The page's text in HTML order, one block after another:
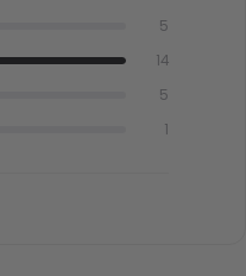
5
14
5
1